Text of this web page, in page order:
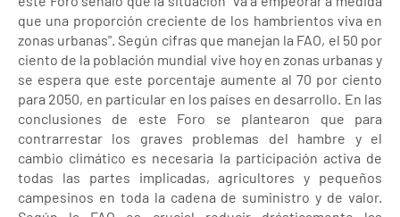
que una proporción creciente de los hambrientos viva en
zonas urbanas". Según cifras que manejan la FAO, el 50 por
ciento de la población mundial vive hoy en zonas urbanas y
se espera que este porcentaje aumente al 70 por ciento
para 2050, en particular en los países en desarrollo. En las
conclusiones de este Foro se plantearon que para
contrarrestar los graves problemas del hambre y el
cambio climático es necesaria la participación activa de
todas las partes implicadas, agricultores y pequeños
campesinos en toda la cadena de suministro y de valor.